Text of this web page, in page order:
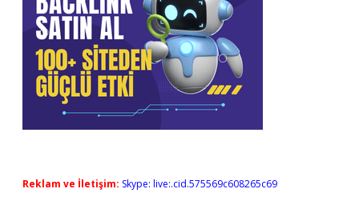
Reklam ve İletişim: Skype: live:.cid.575569c608265c69